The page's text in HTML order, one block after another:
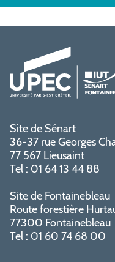
Site de Sénart
36-37 rue Georges
77 567 Lieusaint
Tel : 01 64 13 44 88
Site de Fontainebleau
Route forestière
77300 Fontainebleau
Tel : 01 60 74 68 00